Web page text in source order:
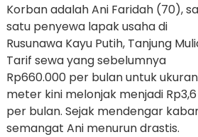
Korban adalah Ani Faridah (70),
satu penyewa lapak usaha di
Rusunawa Kayu Putih, Tanjung
Tarif sewa yang sebelumnya
Rp660.000 per bulan untuk
meter kini melonjak menjadi
per bulan. Sejak mendengar
semangat Ani menurun drastis.